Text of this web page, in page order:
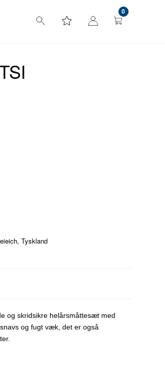
0
Tyskland
og skridsikre helårsmåttesæt med
og fugt væk, det er også